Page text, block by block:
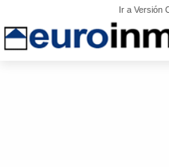
Ir a Versión